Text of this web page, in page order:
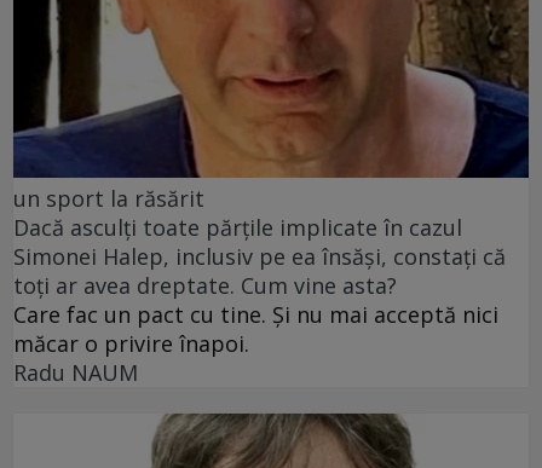
un sport la răsărit
Dacă asculți toate părțile implicate în cazul
Simonei Halep, inclusiv pe ea însăși, constați că
toți ar avea dreptate. Cum vine asta?
Care fac un pact cu tine. Și nu mai acceptă nici
măcar o privire înapoi.
Radu NAUM